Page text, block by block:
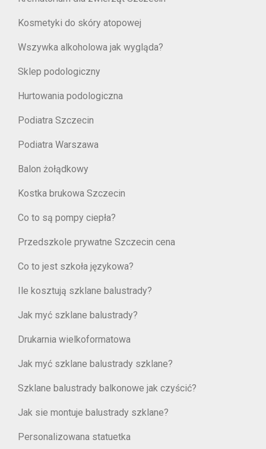
Kosmetyki do skóry atopowej
Wszywka alkoholowa jak wygląda?
Sklep podologiczny
Hurtowania podologiczna
Podiatra Szczecin
Podiatra Warszawa
Balon żołądkowy
Kostka brukowa Szczecin
Co to są pompy ciepła?
Przedszkole prywatne Szczecin cena
Co to jest szkoła językowa?
Ile kosztują szklane balustrady?
Jak myć szklane balustrady?
Drukarnia wielkoformatowa
Jak myć szklane balustrady szklane?
Szklane balustrady balkonowe jak czyścić?
Jak sie montuje balustrady szklane?
Personalizowana statuetka